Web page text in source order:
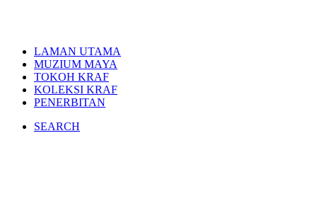
LAMAN UTAMA
MUZIUM MAYA
TOKOH KRAF
KOLEKSI KRAF
PENERBITAN
SEARCH